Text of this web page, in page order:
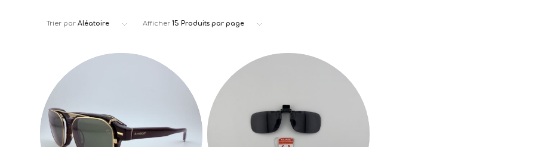
Trier par Aléatoire Afficher 15 Produits par page